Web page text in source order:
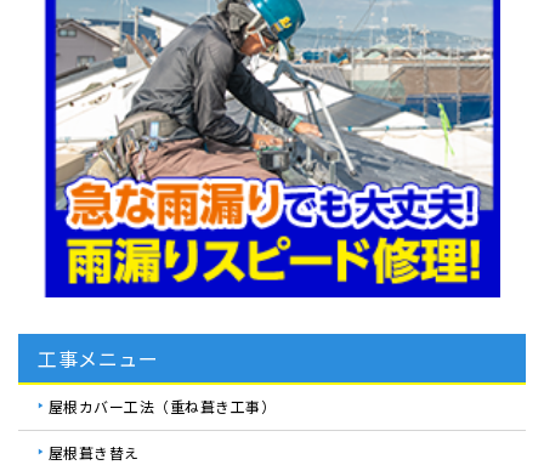
工事メニュー
屋根カバー工法（重ね葺き工事）
屋根葺き替え